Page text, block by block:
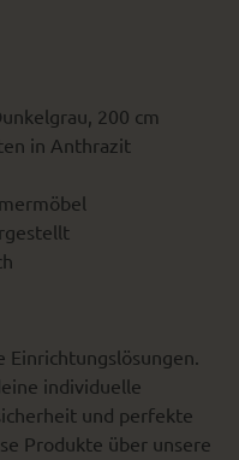
200 cm
in Anthrazit
individuelle
und perfekte
Produkte über unsere